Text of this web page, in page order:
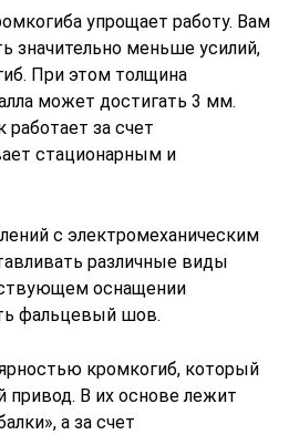
упрощает работу. Вам
значительно меньше усилий,
При этом толщина
может достигать 3 мм.
работает за счет
стационарным и
с электромеханическим
различные виды
оснащении
фальцевый шов.
кромкогиб, который
привод. В их основе лежит
а за счет